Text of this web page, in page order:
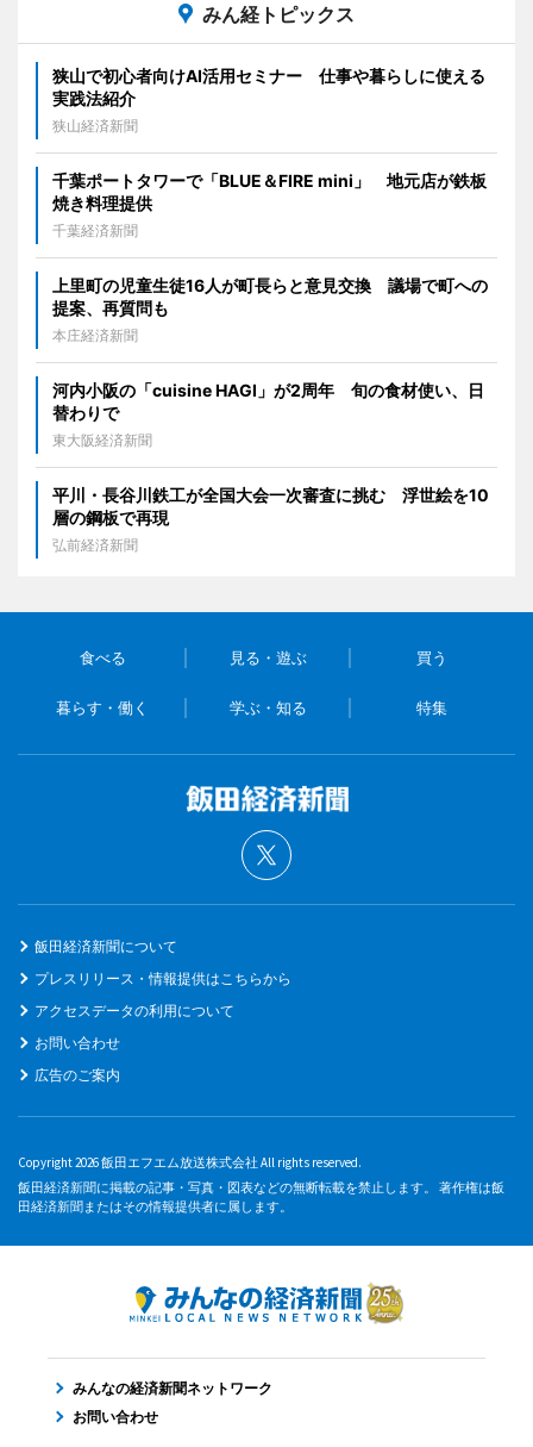
みん経トピックス
狭山で初心者向けAI活用セミナー 仕事や暮らしに使える
実践法紹介
狭山経済新聞
千葉ポートタワーで「BLUE＆FIRE mini」 地元店が鉄板
焼き料理提供
千葉経済新聞
上里町の児童生徒16人が町長らと意見交換 議場で町への
提案、再質問も
本庄経済新聞
河内小阪の「cuisine HAGI」が2周年 旬の食材使い、日
替わりで
東大阪経済新聞
平川・長谷川鉄工が全国大会一次審査に挑む 浮世絵を10
層の鋼板で再現
弘前経済新聞
食べる 見る・遊ぶ 買う
暮らす・働く 学ぶ・知る 特集
飯田経済新聞について
プレスリリース・情報提供はこちらから
アクセスデータの利用について
お問い合わせ
広告のご案内
Copyright 2026 飯田エフエム放送株式会社 All rights reserved.
飯田経済新聞に掲載の記事・写真・図表などの無断転載を禁止します。 著作権は飯
田経済新聞またはその情報提供者に属します。
みんなの経済新聞ネットワーク
お問い合わせ